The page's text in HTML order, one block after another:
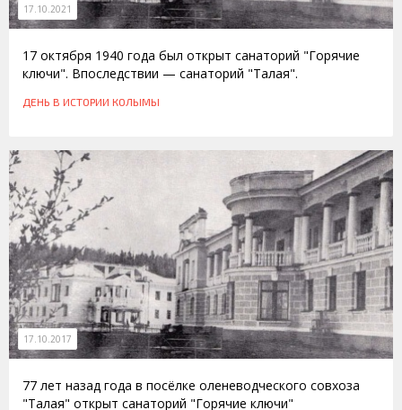
17.10.2021
17 октября 1940 года был открыт санаторий "Горячие
ключи". Впоследствии — санаторий "Талая".
ДЕНЬ В ИСТОРИИ КОЛЫМЫ
17.10.2017
77 лет назад года в посёлке оленеводческого совхоза
"Талая" открыт санаторий "Горячие ключи"